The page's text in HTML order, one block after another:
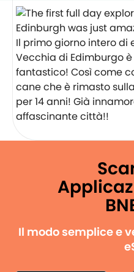
Il primo giorno intero di
Vecchia di Edimburgo
fantastico! Così come
cane che è rimasto
per 14 anni! Già
affascinante città!! ️
Il modo semplice e